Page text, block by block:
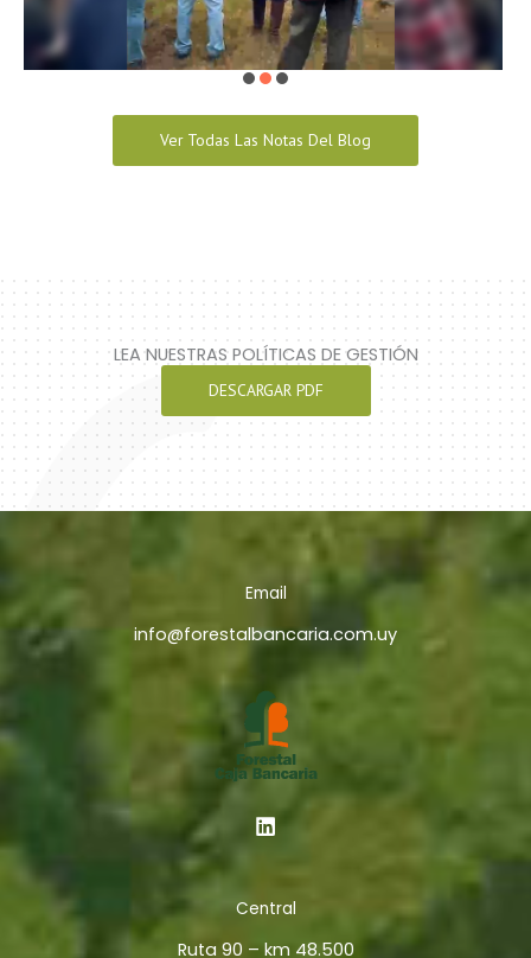
Ver Todas Las Notas Del Blog
LEA NUESTRAS POLÍTICAS DE GESTIÓN
DESCARGAR PDF
Email
info@forestalbancaria.com.uy
Central
Ruta 90 – km 48.500